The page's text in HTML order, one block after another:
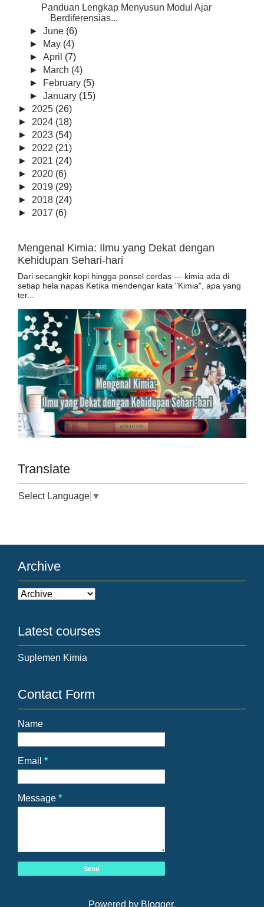
Panduan Lengkap Menyusun Modul Ajar
Berdiferensias...
►June (6)
►
May (4)
►April (7)
►
March (4)
►
February (5)
►January (15)
► 2025 (26)
► 2024 (18)
► 2023 (54)
► 2022 (21)
► 2021 (24)
► 2020 (6)
► 2019 (29)
► 2018 (24)
► 2017 (6)
Mengenal Kimia: Ilmu yang Dekat dengan
Kehidupan Sehari-hari
Dari secangkir kopi hingga ponsel cerdas — kimia ada di
setiap hela napas Ketika mendengar kata "Kimia", apa yang
ter...
Translate
Select Language ▼
Archive
Latest courses
Suplemen Kimia
Contact Form
Name
Email *
Message *
Powered by Blogger.